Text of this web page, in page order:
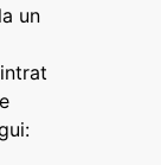
un